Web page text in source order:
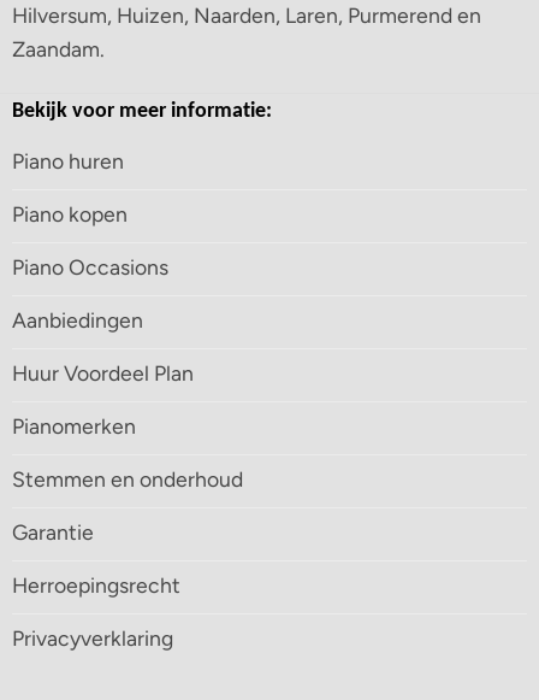
Hilversum, Huizen, Naarden, Laren, Purmerend en
Zaandam.
Bekijk voor meer informatie:
Piano huren
Piano kopen
Piano Occasions
Aanbiedingen
Huur Voordeel Plan
Pianomerken
Stemmen en onderhoud
Garantie
Herroepingsrecht
Privacyverklaring